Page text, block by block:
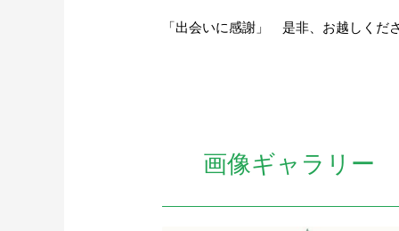
「出会いに感謝」 是非、お越しくだ
画像ギャラリー